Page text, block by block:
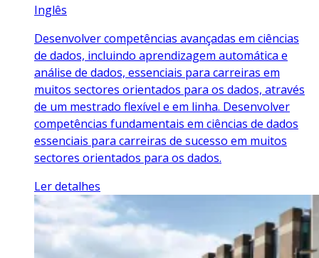
Inglês
Desenvolver competências avançadas em ciências
de dados, incluindo aprendizagem automática e
análise de dados, essenciais para carreiras em
muitos sectores orientados para os dados, através
de um mestrado flexível e em linha. Desenvolver
competências fundamentais em ciências de dados
essenciais para carreiras de sucesso em muitos
sectores orientados para os dados.
Ler detalhes